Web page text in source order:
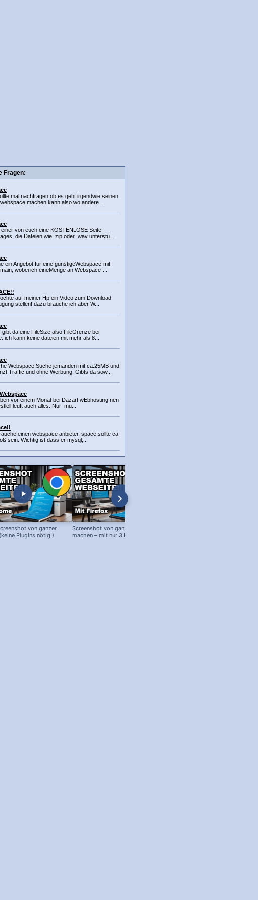
Fragen:
mal nachfragen ob es geht irgendwie seinen
machen kann also wo andere...
einer von euch eine KOSTENLOSE Seite
die Dateien wie .zip oder .wav unterstü...
ein Angebot für eine günstigeWebspace mit
wobei ich eineMenge an Webspace ...
auf meiner Hp ein Video zum Download
stellen! dazu brauche ich aber W...
gibt da eine FileSize also FileGrenze bei
ich kann keine dateien mit mehr als 8...
Webspace.Suche jemanden mit ca.25MB und
Traffic und ohne Werbung. Gibts da sow...
vor einem Monat bei Dazart wEbhosting nen
leuft auch alles. Nur mü...
einen webspace anbieter, space sollte ca
sein. Wichtig ist dass er mysql,...
von ganzer
Plugins nötig!)
Screenshot von ganzer Webseite
machen – mit nur 3 Klicks!